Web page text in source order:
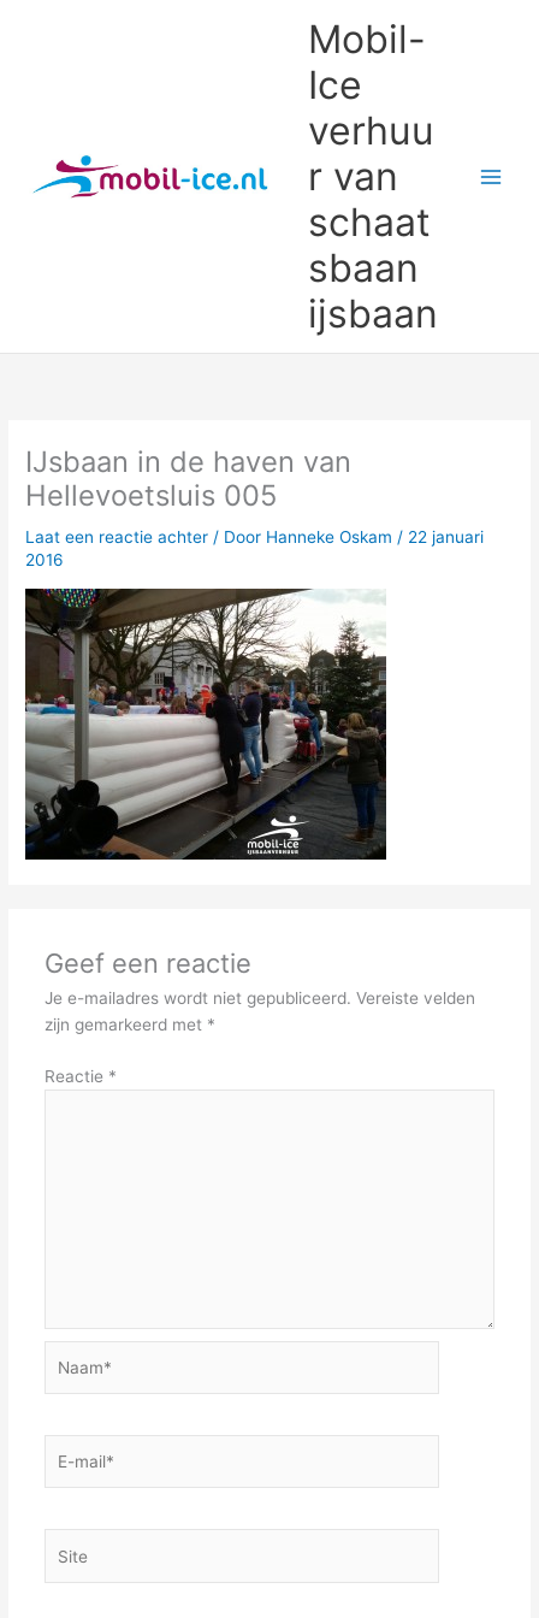
Mobil-
Ice
verhuu
r van
schaat
sbaan
ijsbaan
IJsbaan in de haven van
Hellevoetsluis 005
Laat een reactie achter / Door Hanneke Oskam/ 22 januari
2016
Geef een reactie
Je e-mailadres wordt niet gepubliceerd. Vereiste velden
zijn gemarkeerd met *
Reactie *
mail*